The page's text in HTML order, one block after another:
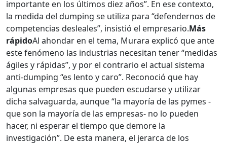
importante en los últimos diez años”. En ese contexto,
la medida del dumping se utiliza para “defendernos de
competencias desleales”, insistió el empresario.Más
rápidoAl ahondar en el tema, Murara explicó que ante
este fenómeno las industrias necesitan tener “medidas
ágiles y rápidas”, y por el contrario el actual sistema
anti-dumping “es lento y caro”. Reconoció que hay
algunas empresas que pueden escudarse y utilizar
dicha salvaguarda, aunque “la mayoría de las pymes -
que son la mayoría de las empresas- no lo pueden
hacer, ni esperar el tiempo que demore la
investigación”. De esta manera, el jerarca de los